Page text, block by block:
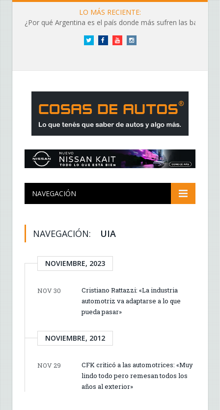
LO MÁS RECIENTE:
¿Por qué Argentina es el país donde más sufren las baterías?
Twitter FacebookYouTubeInstagram
NAVEGACIÓN
NAVEGACIÓN: UIA
NOVIEMBRE, 2023
NOV 30
Cristiano Rattazzi: «La industria
automotriz va adaptarse a lo que
pueda pasar»
NOVIEMBRE, 2012
NOV 29
CFK criticó a las automotrices: «Muy
lindo todo pero remesan todos los
años al exterior»